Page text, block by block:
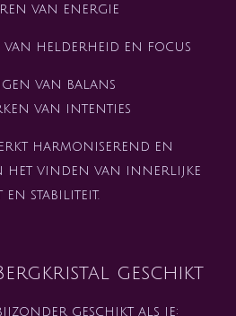
van energie
helderheid en focus
van balans
van intenties
harmoniserend en
het vinden van innerlijke
en stabiliteit.
geschikt
geschikt als je: